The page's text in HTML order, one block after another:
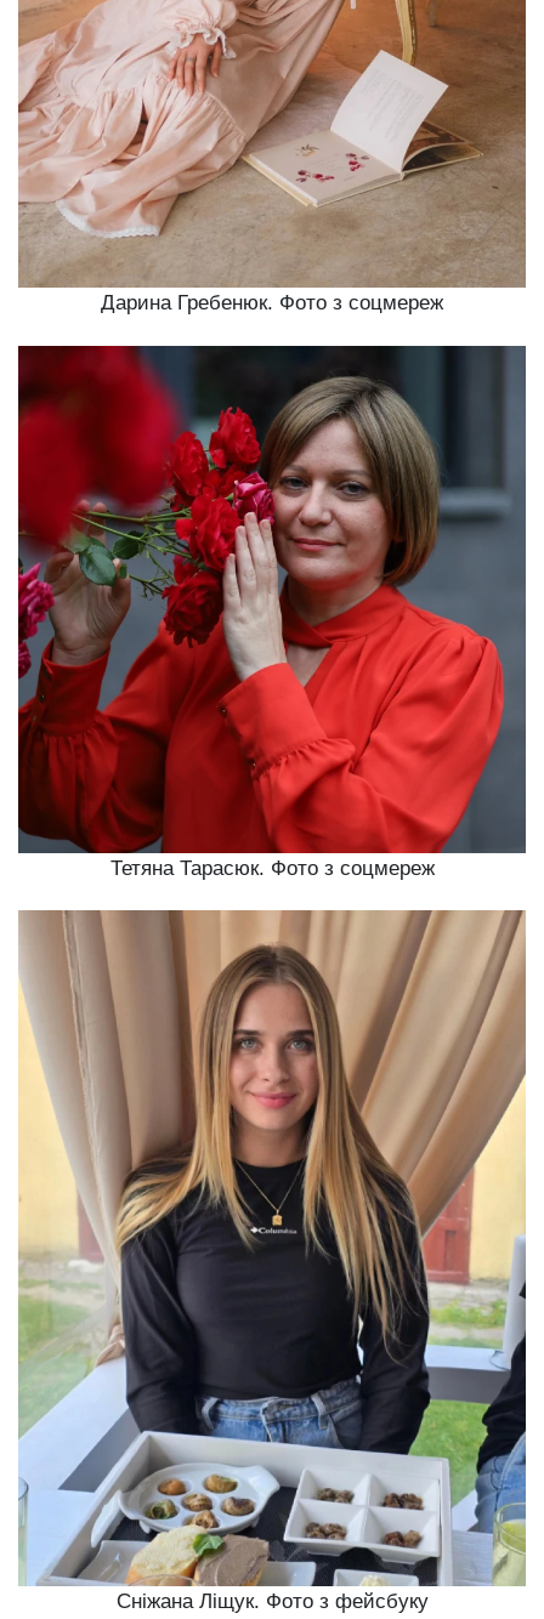
Дарина Гребенюк. Фото з соцмереж
Тетяна Тарасюк. Фото з соцмереж
Сніжана Ліщук. Фото з фейсбуку